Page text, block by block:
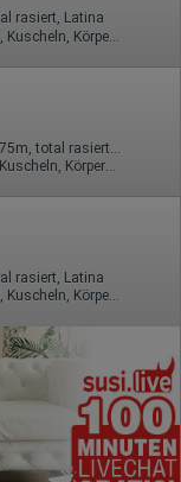
rasiert, Latina
ZK, AV, 69, Franz b. Ihr, Schmu., Kuscheln, Körperküs., KBp
rasiert, Latina
69, GF6, Franz b. Ihr, BV, Schmu., Kuscheln, Körperküs., Mast.